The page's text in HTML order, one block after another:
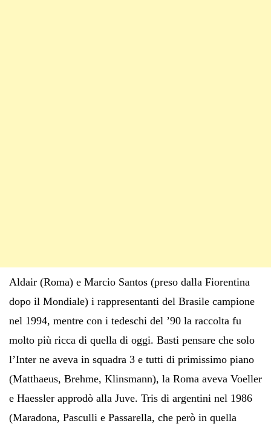
Aldair (Roma) e Marcio Santos (preso dalla Fiorentina
dopo il Mondiale) i rappresentanti del Brasile campione
nel 1994, mentre con i tedeschi del ’90 la raccolta fu
molto più ricca di quella di oggi. Basti pensare che solo
l’Inter ne aveva in squadra 3 e tutti di primissimo piano
(Matthaeus, Brehme, Klinsmann), la Roma aveva Voeller
e Haessler approdò alla Juve. Tris di argentini nel 1986
(Maradona, Pasculli e Passarella, che però in quella